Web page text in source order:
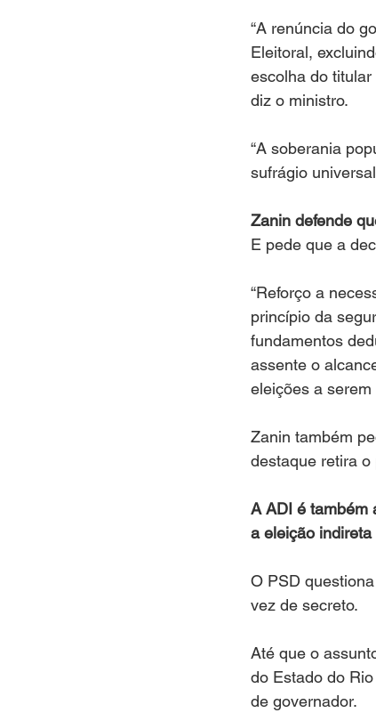
“A renúncia do
Eleitoral,
escolha do
diz o ministro.
“A soberania
sufrágio
Zanin defende
E pede que a
“Reforço a
princípio da
fundamentos
assente o
eleições a serem
Zanin também
destaque retira
A ADI é também
a eleição
O PSD
vez de secreto.
Até que o
do Estado do
de governador.